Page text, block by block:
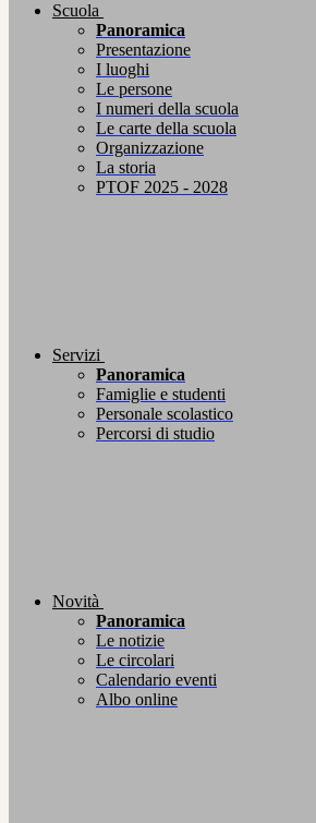
Scuola
Panoramica
Presentazione
I luoghi
Le persone
I numeri della scuola
Le carte della scuola
Organizzazione
La storia
PTOF 2025 - 2028
Servizi
Panoramica
Famiglie e studenti
Personale scolastico
Percorsi di studio
Novità
Panoramica
Le notizie
Le circolari
Calendario eventi
Albo online